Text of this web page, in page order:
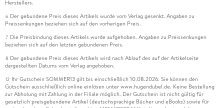
Herstellers.
6 Der gebundene Preis dieses Artikels wurde vom Verlag gesenkt. Angaben zu
Preissenkungen beziehen sich auf den vorherigen Preis.
7 Die Preisbindung dieses Artikels wurde aufgehoben. Angaben zu Preissenkungen
beziehen sich auf den letzten gebundenen Preis.
8 Der gebundene Preis dieses Artikels wird nach Ablauf des auf der Artikelseite
dargestellten Datums vom Verlag angehoben.
12 Ihr Gutschein SOMMER13 gilt bis einschließlich 10.08.2026. Sie können den
Gutschein ausschließlich online einlösen unter www.hugendubel.de. Keine Bestellung
zur Abholung mit Zahlung in der Filiale möglich. Der Gutschein ist nicht gültig für
gesetzlich preisgebundene Artikel (deutschsprachige Bücher und eBooks) sowie für